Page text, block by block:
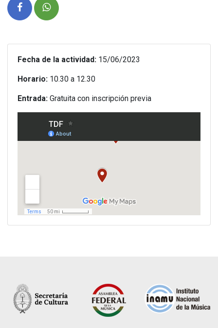
Fecha de la actividad: 15/06/2023
Horario: 10.30 a 12.30
Entrada: Gratuita con inscripción previa